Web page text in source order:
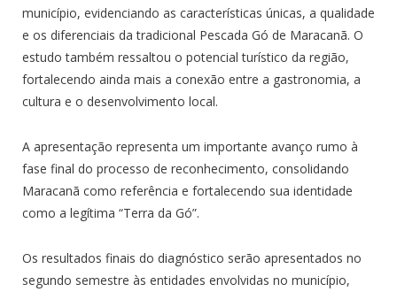
município, evidenciando as características únicas, a qualidade
e os diferenciais da tradicional Pescada Gó de Maracanã. O
estudo também ressaltou o potencial turístico da região,
fortalecendo ainda mais a conexão entre a gastronomia, a
cultura e o desenvolvimento local.
A apresentação representa um importante avanço rumo à
fase final do processo de reconhecimento, consolidando
Maracanã como referência e fortalecendo sua identidade
como a legítima “Terra da Gó”.
Os resultados finais do diagnóstico serão apresentados no
segundo semestre às entidades envolvidas no município,